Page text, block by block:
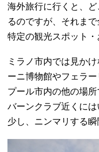
海外旅行に行くと、
るのですが、それま
特定の観光スポット・
ミラノ市内では見か
ーニ博物館やフェラ
プール市内の他の場
バーンクラブ近くには
少し、ニンマリする瞬